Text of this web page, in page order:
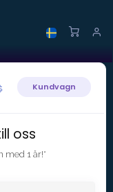
Kundvagn
oss
med 1 år!*